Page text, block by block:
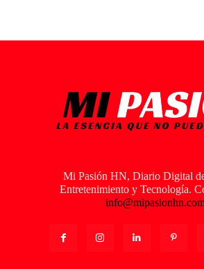
Mi Pasión HN, Diario Digital
Entretenimiento y Tecnología.